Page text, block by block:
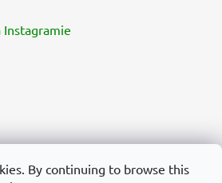
By continuing to browse this
Instagramie